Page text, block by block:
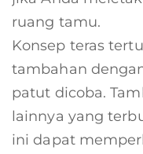
ruang tamu.
Konsep teras
tambahan
patut dicoba.
lainnya yang
ini dapat